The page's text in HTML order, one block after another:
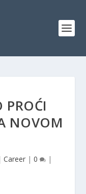
PROĆI
NOVOM
Career| 0 |